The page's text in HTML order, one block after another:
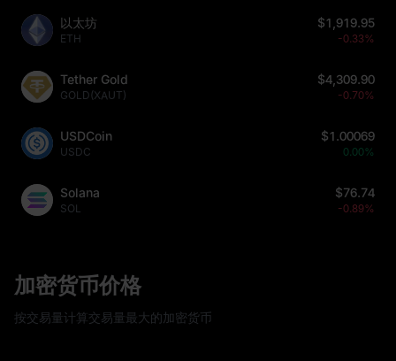
以太坊
ETH
$1,919.95
-0.33%
Tether Gold
GOLD(XAUT)
$4,309.90
-0.70%
USDCoin
USDC
$1.00069
0.00%
Solana
SOL
$76.74
-0.89%
加密货币价格
按交易量计算交易量最大的加密货币